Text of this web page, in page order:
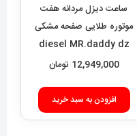
ساعت دیزل مردانه هفت
موتوره طلایی صفحه مشکی
diesel MR.daddy dz
01010
12,949,000 تومان
افزودن به سبد خرید